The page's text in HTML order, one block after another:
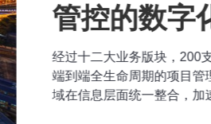
管控的数字化
经过十二大业务版块，200支核
端到端全生命周期的项目管理构
域在信息层面统一整合，加速实